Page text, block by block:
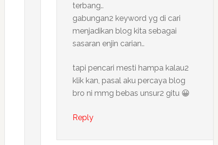
terbang..
gabungan2 keyword yg di cari
menjadikan blog kita sebagai
sasaran enjin carian..
tapi pencari mesti hampa kalau2
klik kan, pasal aku percaya blog
bro ni mmg bebas unsur2 gitu 😀
Reply